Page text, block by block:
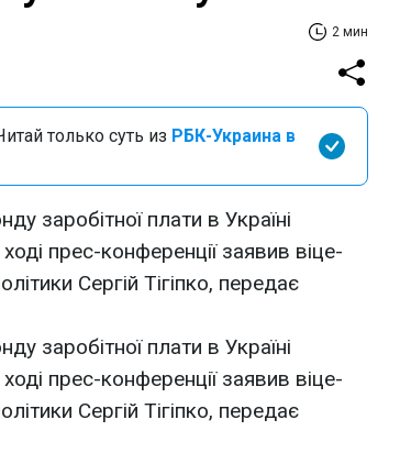
2 мин
только суть из РБК-Украина в
заробітної плати в Україні
прес-конференції заявив віце-
Сергій Тігіпко, передає
заробітної плати в Україні
прес-конференції заявив віце-
Сергій Тігіпко, передає